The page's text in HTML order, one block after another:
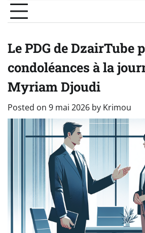
Le PDG de DzairTube
condoléances à la
Myriam Djoudi
Posted on 9 mai 2026 by Krimou